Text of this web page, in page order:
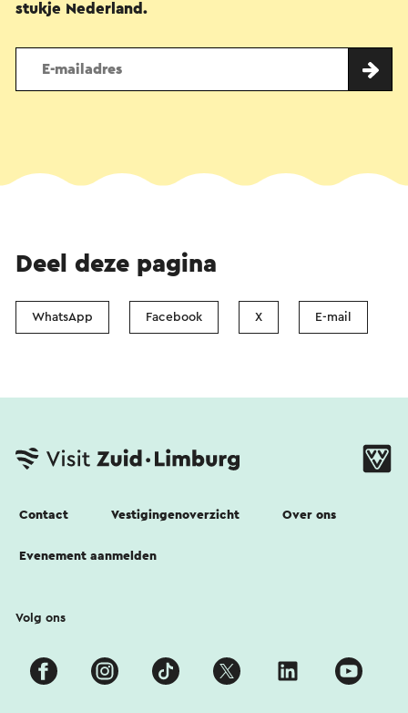
stukje Nederland.
Deel deze pagina
WhatsApp Facebook X E-mail
Contact Vestigingenoverzicht Over ons
Evenement aanmelden
Volg ons